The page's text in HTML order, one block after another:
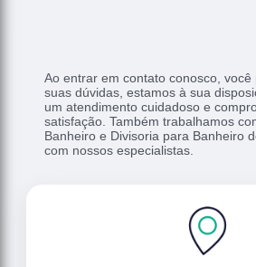
Ao entrar em contato conosco,
suas dúvidas, estamos à sua
um atendimento cuidadoso e
satisfação. Também trabalhamos
Banheiro e Divisoria para Banheiro
com nossos especialistas.